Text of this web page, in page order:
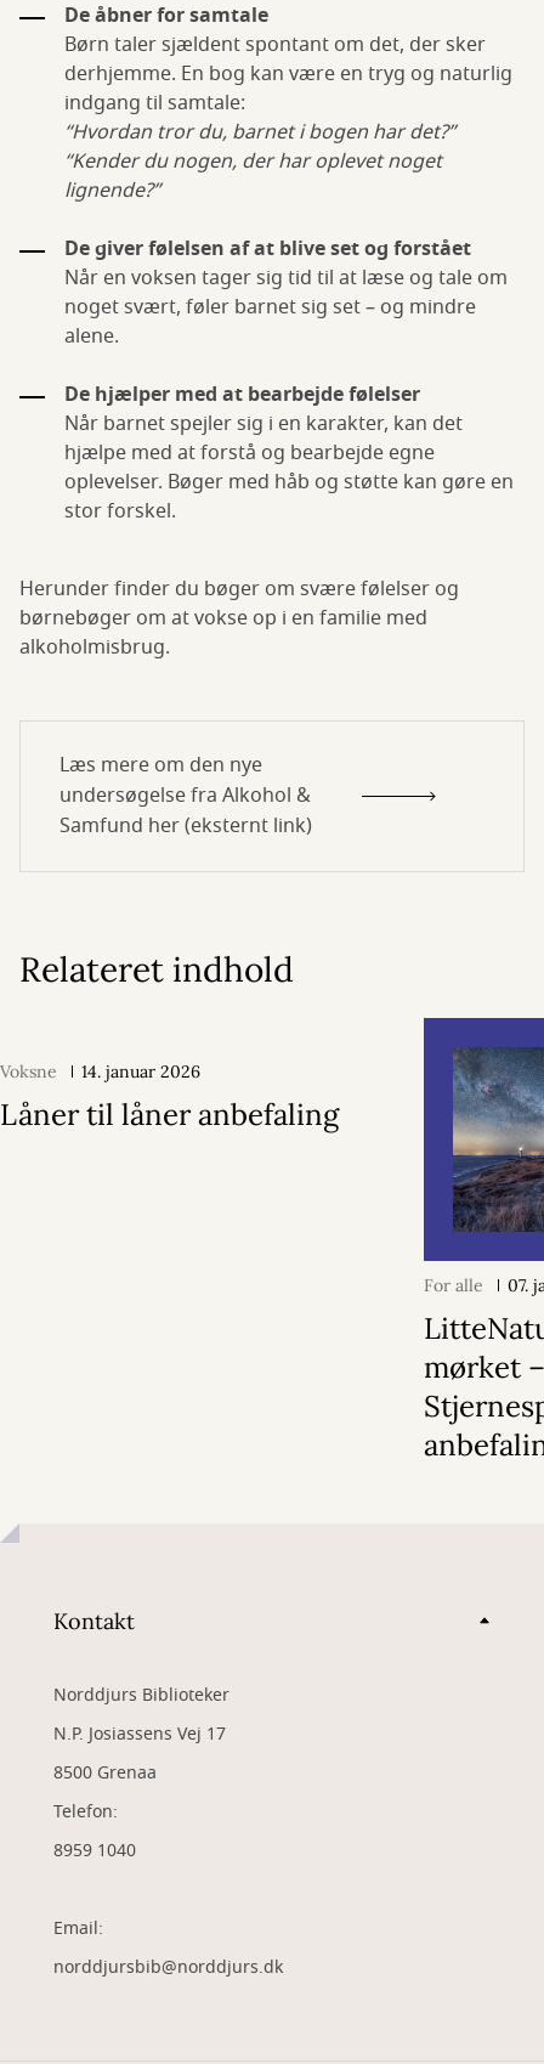
De åbner for samtale
Børn taler sjældent spontant om det, der sker
derhjemme. En bog kan være en tryg og naturlig
indgang til samtale:
“Hvordan tror du, barnet i bogen har det?”
“Kender du nogen, der har oplevet noget
lignende?”
De giver følelsen af at blive set og forstået
Når en voksen tager sig tid til at læse og tale om
noget svært, føler barnet sig set – og mindre
alene.
De hjælper med at bearbejde følelser
Når barnet spejler sig i en karakter, kan det
hjælpe med at forstå og bearbejde egne
oplevelser. Bøger med håb og støtte kan gøre en
stor forskel.
Herunder finder du bøger om svære følelser og
børnebøger om at vokse op i en familie med
alkoholmisbrug.
Læs mere om den nye
undersøgelse fra Alkohol &
Samfund her (eksternt link)
Relateret indhold
Voksne 14. januar 2026
Låner til låner anbefaling
For alle 07.
mørket
Kontakt
Norddjurs Biblioteker
N.P. Josiassens Vej 17
8500 Grenaa
Telefon:
8959 1040
Email:
norddjursbib@norddjurs.dk